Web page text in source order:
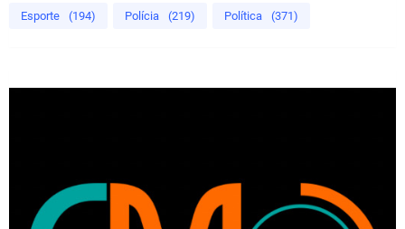
Esporte (194) Polícia (219) Política (371)